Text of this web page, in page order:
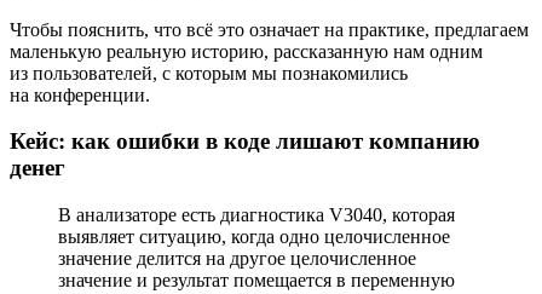
Чтобы пояснить, что всё это означает на практике, предлагаем
маленькую реальную историю, рассказанную нам одним
из пользователей, с которым мы познакомились
на конференции.
Кейс: как ошибки в коде лишают компанию
денег
В анализаторе есть диагностика V3040, которая
выявляет ситуацию, когда одно целочисленное
значение делится на другое целочисленное
значение и результат помещается в переменную